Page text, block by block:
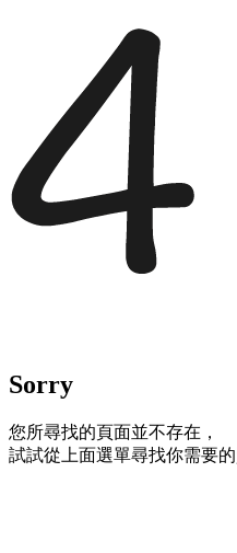
Sorry
您所尋找的頁面並不存在，
試試從上面選單尋找你需要